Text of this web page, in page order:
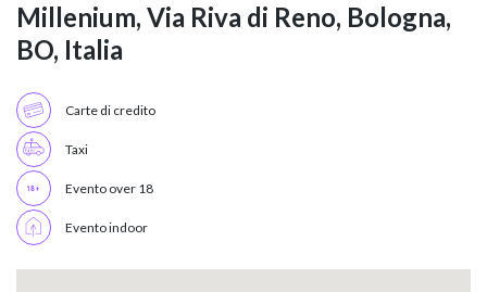
Millenium, Via Riva di Reno, Bologna,
BO, Italia
Carte di credito
Taxi
Evento over 18
Evento indoor